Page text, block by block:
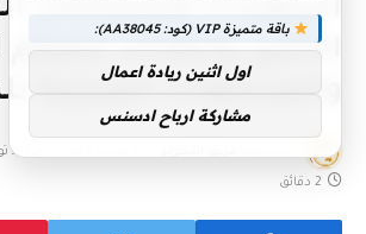
استعداداً للامتحانات
الاثنين والثلاثاء للتعلّم
والمراجعات المنزلية
لا
2 دقائق
باقة متميزة VIP (كود: AA38045):
اول اثنين ريادة اعمال
مشاركة ارباح ادسنس